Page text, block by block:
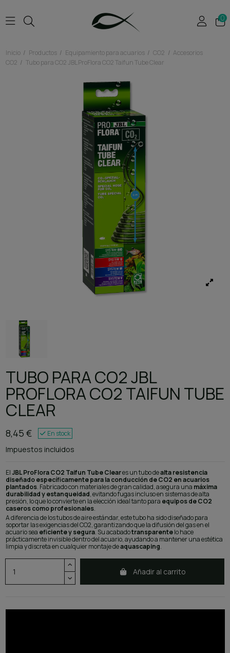
0
Inicio Productos Equipamiento para acuarios CO2
Accesorios
CO2
Tubo para CO2 JBL ProFlora CO2 Taifun Tube Clear
TUBO PARA CO2 JBL
PROFLORA CO2 TAIFUN TUBE
CLEAR
8,45 € En stock
Impuestos incluidos
ElJBL ProFlora CO2 Taifun Tube Cleares un tubo dealta resistencia
diseñado específicamente para la conducción de CO2 en acuarios
plantados. Fabricado con materiales de gran calidad, asegura una máxima
durabilidad y estanqueidad, evitando fugas incluso en sistemas de alta
presión, lo que lo convierte en la elección ideal tanto para equipos de CO2
caseros como profesionales.
A diferencia de los tubos de aire estándar, este tubo ha sido diseñado para
soportar las exigencias del CO2, garantizando que la difusión del gas en el
acuario sea eficiente y segura. Su acabadotransparentelo hace
prácticamente invisible dentro del acuario, ayudando a mantener una estética
limpia y discreta en cualquier montaje deaquascaping.
Añadir al carrito